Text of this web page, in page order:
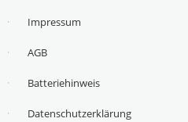
Impressum
AGB
Batteriehinweis
Datenschutzerklärung